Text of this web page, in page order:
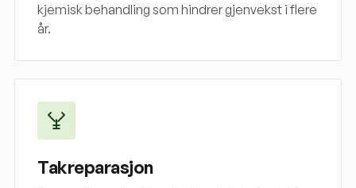
kjemisk behandling som hindrer gjenvekst i flere
år.
Takreparasjon